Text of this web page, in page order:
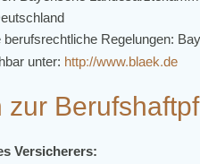
berufsrechtliche Regelungen:
unter: http://www.blaek.de
zur
Versicherers: